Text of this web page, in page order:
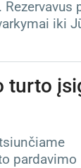
Rezervavus
iki
turto
pardavimo